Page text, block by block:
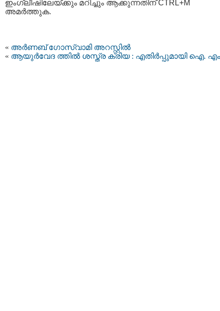
ഇംഗ്ലീഷിലേയ്ക്കും മറിച്ചും ആക്കുന്നതിന് CTRL+M
അമര്‍ത്തുക.
« അർണബ് ഗോസ്വാമി അറസ്റ്റിൽ
« ആയുര്‍വേദ ത്തില്‍ ശസ്ത്ര ക്രിയ : എതിര്‍പ്പുമായി ഐ.